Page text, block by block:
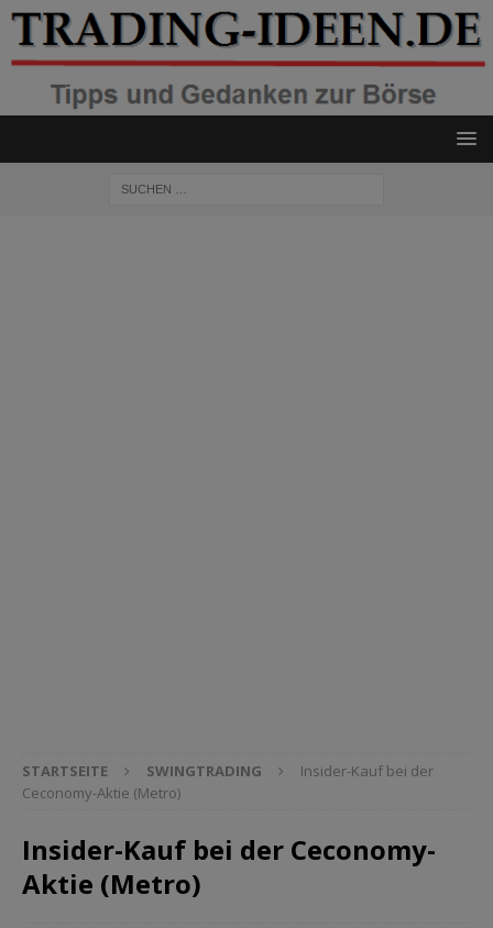
STARTSEITE SWINGTRADING
Insider-Kauf bei der
Ceconomy-Aktie (Metro)
Insider-Kauf bei der Ceconomy-
Aktie (Metro)